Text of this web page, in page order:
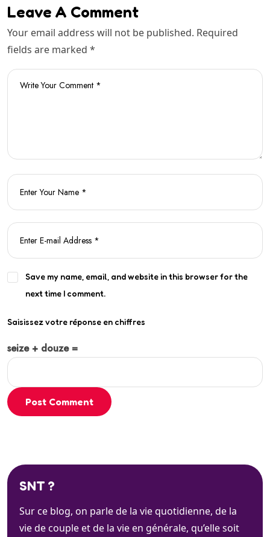
Leave A Comment
Your email address will not be published. Required
fields are marked *
Save my name, email, and website in this browser for the
next time I comment.
Saisissez votre réponse en chiffres
seize + douze =
Post Comment
SNT ?
Sur ce blog, on parle de la vie quotidienne, de la
vie de couple et de la vie en générale, qu’elle soit